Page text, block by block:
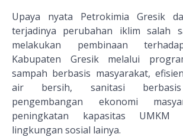
Upaya nyata Petrokimia Gresik
terjadinya perubahan iklim salah
melakukan pembinaan
Kabupaten Gresik melalui
sampah berbasis masyarakat,
air bersih, sanitasi berbasis
pengembangan ekonomi
peningkatan kapasitas UMKM
lingkungan sosial lainya.